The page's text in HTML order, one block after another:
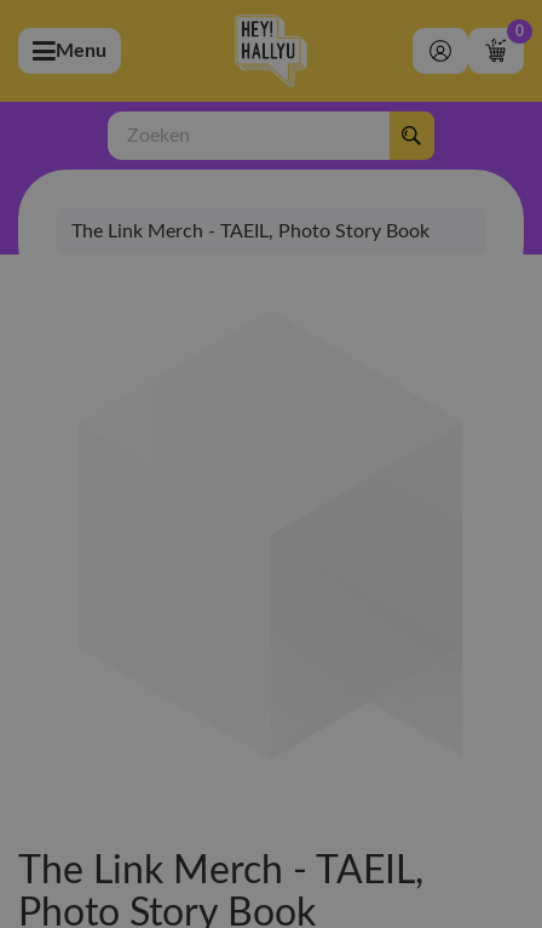
(Artiesten)
(Merchandise)
(Exclusive)
(Winkel)
Menu
0
Zoeken
The Link Merch - TAEIL, Photo Story Book
The Link Merch - TAEIL,
Photo Story Book